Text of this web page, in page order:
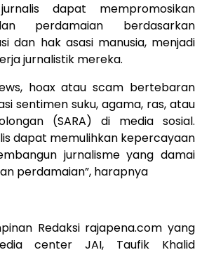
dapat mempromosikan
perdamaian berdasarkan
dan hak asasi manusia, menjadi
jurnalistik mereka.
hoax atau scam bertebaran
sentimen suku, agama, ras, atau
(SARA) di media sosial.
dapat memulihkan kepercayaan
jurnalisme yang damai
perdamaian”, harapnya
Redaksi rajapena.com yang
center JAI, Taufik Khalid